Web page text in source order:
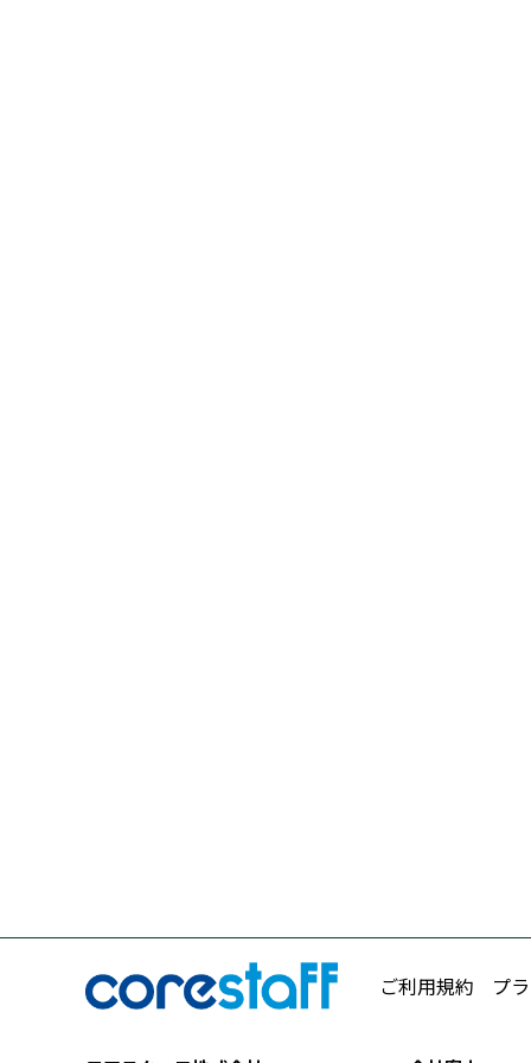
ご利用規約 プ